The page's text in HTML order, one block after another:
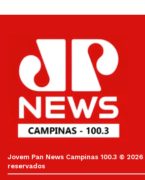
Jovem Pan News Campinas 100.3 ©
reservados